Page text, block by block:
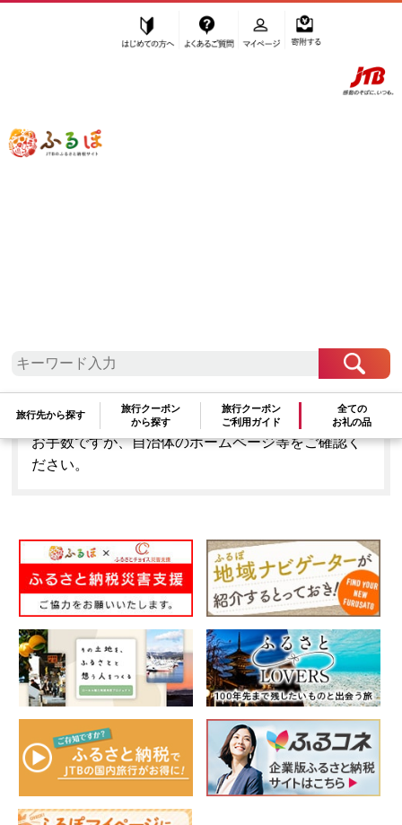
ふるぽ JTBのふるさと納税サイト
旅行先から探す
旅行クーポン
から探す
旅行クーポン
ご利用ガイド
全ての
お礼の品
「宮城県蔵王町」はふるぽからお申込みをすること
はできません。
お手数ですが、自治体のホームページ等をご確認く
ださい。